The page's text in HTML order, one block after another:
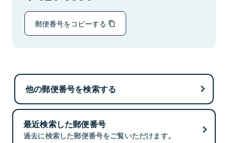
郵便番号をコピーする
他の郵便番号を検索する
最近検索した郵便番号
過去に検索した郵便番号をご覧いただけます。